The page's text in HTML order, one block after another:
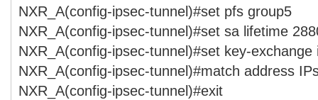
NXR_A(config-ipsec-tunnel)#set pfs group5
NXR_A(config-ipsec-tunnel)#set sa lifetime
NXR_A(config-ipsec-tunnel)#set key-exchange
NXR_A(config-ipsec-tunnel)#match address
NXR_A(config-ipsec-tunnel)#exit